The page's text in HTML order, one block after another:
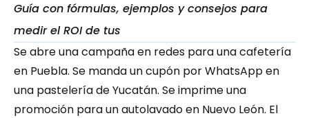
Guía con fórmulas, ejemplos y consejos para
medir el ROI de tus
Se abre una campaña en redes para una cafetería
en Puebla. Se manda un cupón por WhatsApp en
una pastelería de Yucatán. Se imprime una
promoción para un autolavado en Nuevo León. El